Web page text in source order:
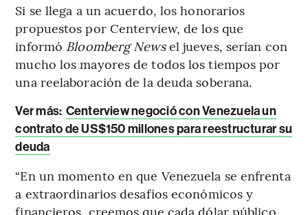
Si se llega a un acuerdo, los honorarios
propuestos por Centerview, de los que
informó Bloomberg Newsel jueves, serían con
mucho los mayores de todos los tiempos por
una reelaboración de la deuda soberana.
Ver más: Centerview negoció con Venezuela un
contrato de US$150 millones para reestructurar su
deuda
“En un momento en que Venezuela se enfrenta
a extraordinarios desafíos económicos y
financieros, creemos que cada dólar público